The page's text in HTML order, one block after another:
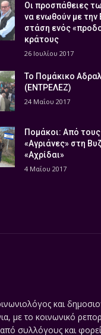
Οι προσπάθειες
να ενωθούν με την
στάση ενός
κράτους
26 Ιουλίου 2017
Το Πομάκικο
(ΕΝΤΡΕΛΕΖ)
24 Μαΐου 2017
Πομάκοι: Από
«Αγριάνες» στη
«Αχρίδαι»
4 Μαΐου 2017
και
με το κοινωνικό
συλλόγους και